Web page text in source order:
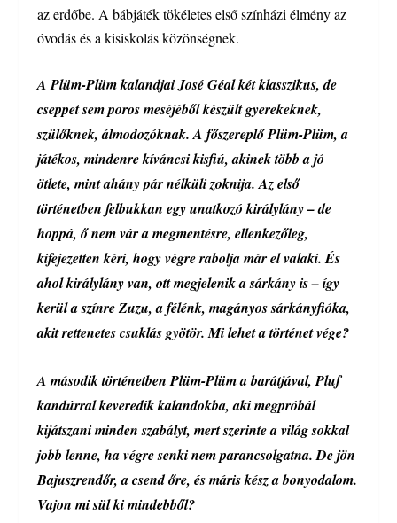
az erdőbe. A bábjáték tökéletes első színházi élmény az
óvodás és a kisiskolás közönségnek.
A Plüm-Plüm kalandjai José Géal két klasszikus, de
cseppet sem poros meséjéből készült gyerekeknek,
szülőknek, álmodozóknak. A főszereplő Plüm-Plüm, a
játékos, mindenre kíváncsi kisfiú, akinek több a jó
ötlete, mint ahány pár nélküli zoknija. Az első
történetben felbukkan egy unatkozó királylány – de
hoppá, ő nem vár a megmentésre, ellenkezőleg,
kifejezetten kéri, hogy végre rabolja már el valaki. És
ahol királylány van, ott megjelenik a sárkány is – így
kerül a színre Zuzu, a félénk, magányos sárkányfióka,
akit rettenetes csuklás gyötör. Mi lehet a történet vége?
A második történetben Plüm-Plüm a barátjával, Pluf
kandúrral keveredik kalandokba, aki megpróbál
kijátszani minden szabályt, mert szerinte a világ sokkal
jobb lenne, ha végre senki nem parancsolgatna. De jön
Bajuszrendőr, a csend őre, és máris kész a bonyodalom.
Vajon mi sül ki mindebből?